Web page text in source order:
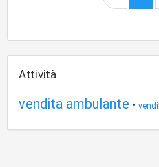
Attività
vendita ambulante •